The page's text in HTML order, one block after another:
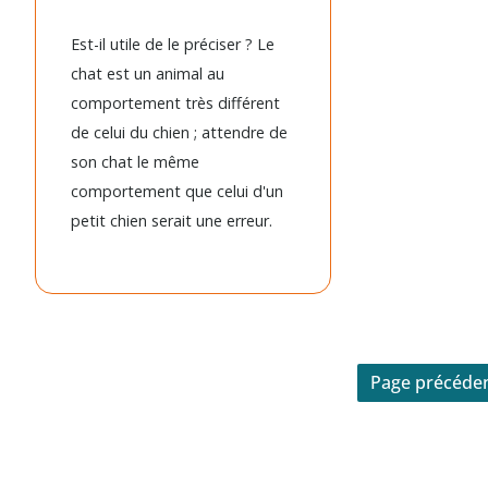
Est-il utile de le préciser ? Le
chat est un animal au
comportement très différent
de celui du chien ; attendre de
son chat le même
comportement que celui d'un
petit chien serait une erreur.
Page